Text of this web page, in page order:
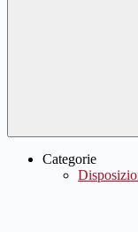
Categorie